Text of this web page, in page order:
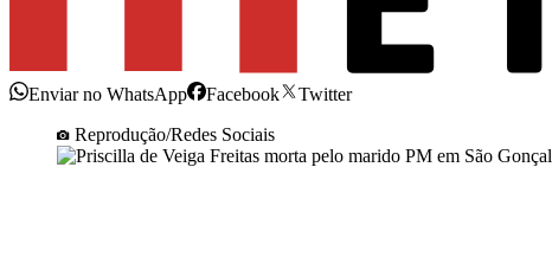
Enviar no WhatsApp Facebook
Twitter
Reprodução/Redes Sociais